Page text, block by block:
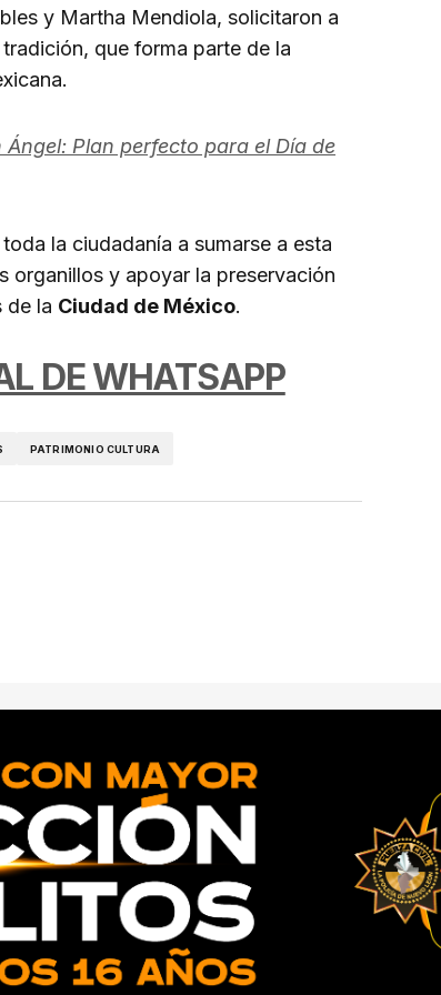
y Martha Mendiola, solicitaron a
que forma parte de la
Plan perfecto para el Día de
la ciudadanía a sumarse a esta
organillos y apoyar la preservación
de la Ciudad de México.
DE WHATSAPP
PATRIMONIO CULTURA